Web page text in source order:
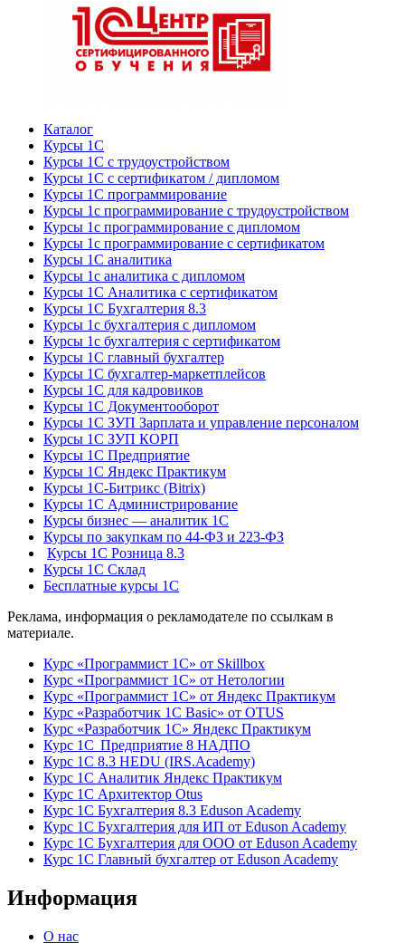
Каталог
Курсы 1С
Курсы 1С с трудоустройством
Курсы 1С с сертификатом / дипломом
Курсы 1С программирование
Курсы 1с программирование с трудоустройством
Курсы 1с программирование с дипломом
Курсы 1с программирование с сертификатом
Курсы 1С аналитика
Курсы 1с аналитика с дипломом
Курсы 1С Аналитика с сертификатом
Курсы 1С Бухгалтерия 8.3
Курсы 1с бухгалтерия с дипломом
Курсы 1с бухгалтерия с сертификатом
Курсы 1С главный бухгалтер
Курсы 1С бухгалтер-маркетплейсов
Курсы 1С для кадровиков
Курсы 1С Документооборот
Курсы 1С ЗУП Зарплата и управление персоналом
Курсы 1С ЗУП КОРП
Курсы 1С Предприятие
Курсы 1С Яндекс Практикум
Курсы 1С-Битрикс (Bitrix)
Курсы 1С Администрирование
Курсы бизнес — аналитик 1С
Курсы по закупкам по 44‑ФЗ и 223‑ФЗ
Курсы 1С Розница 8.3
Курсы 1С Склад
Бесплатные курсы 1С
Реклама, информация о рекламодателе по ссылкам в
материале.
Курс «Программист 1С» от Skillbox
Курс «Программист 1С» от Нетологии
Курс «Программист 1С» от Яндекс Практикум
Курс «Разработчик 1С Basic» от OTUS
Курс «Разработчик 1С» Яндекс Практикум
Курс 1С Предприятие 8 НАДПО
Курс 1С 8.3 HEDU (IRS.Academy)
Курс 1С Аналитик Яндекс Практикум
Курс 1С Архитектор Otus
Курс 1С Бухгалтерия 8.3 Eduson Academy
Курс 1С Бухгалтерия для ИП от Eduson Academy
Курс 1С Бухгалтерия для ООО от Eduson Academy
Курс 1С Главный бухгалтер от Eduson Academy
Информация
О нас